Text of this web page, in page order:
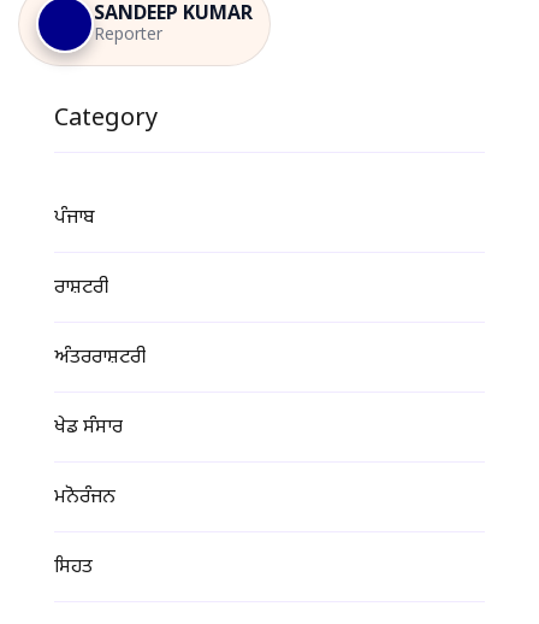
SANDEEP KUMAR
Reporter
Category
ਪੰਜਾਬ
ਰਾਸ਼ਟਰੀ
ਅੰਤਰਰਾਸ਼ਟਰੀ
ਖੇਡ ਸੰਸਾਰ
ਮਨੋਰੰਜਨ
ਸਿਹਤ